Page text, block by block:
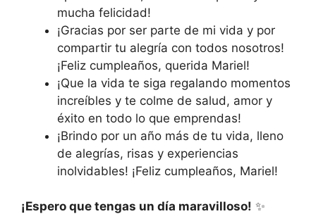
mucha felicidad!
¡Gracias por ser parte de mi vida y por
compartir tu alegría con todos nosotros!
¡Feliz cumpleaños, querida Mariel!
¡Que la vida te siga regalando momentos
increíbles y te colme de salud, amor y
éxito en todo lo que emprendas!
¡Brindo por un año más de tu vida, lleno
de alegrías, risas y experiencias
inolvidables! ¡Feliz cumpleaños, Mariel!
¡Espero que tengas un día maravilloso! ✨